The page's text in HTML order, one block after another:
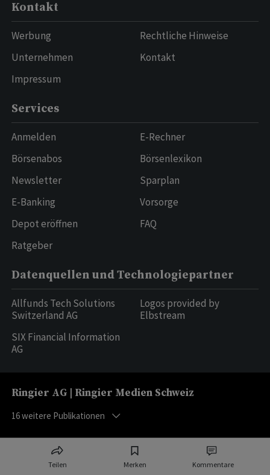
Teilen Merken Kommentare
Kontakt
Werbung
Unternehmen
Impressum
Rechtliche Hinweise
Kontakt
Services
Anmelden
Börsenabos
Newsletter
E-Banking
Depot eröffnen
Ratgeber
E-Rechner
Börsenlexikon
Sparplan
Vorsorge
FAQ
Datenquellen und Technologiepartner
Allfunds Tech Solutions
Switzerland AG
SIX Financial Information
AG
Logos provided by
Elbstream
Ringier AG | Ringier Medien Schweiz
16weitere Publikationen